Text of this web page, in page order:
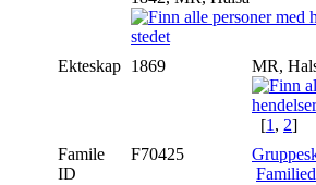
Ekteskap 1869 MR,
[1, 2]
Famile
ID
F70425